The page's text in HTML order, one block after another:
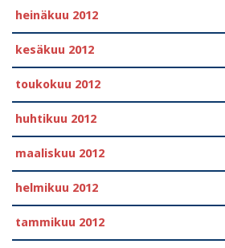
heinäkuu 2012
kesäkuu 2012
toukokuu 2012
huhtikuu 2012
maaliskuu 2012
helmikuu 2012
tammikuu 2012